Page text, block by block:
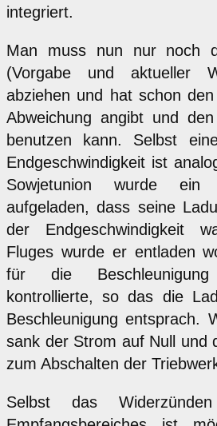
integriert.
Man muss nun nur noch
(Vorgabe und aktueller
abziehen und hat schon
Abweichung angibt und
benutzen kann. Selbst
Endgeschwindigkeit ist
Sowjetunion wurde ein
aufgeladen, dass seine
der Endgeschwindigkeit
Fluges wurde er entladen
für die
kontrollierte, so das die
Beschleunigung entsprach.
sank der Strom auf Null und
zum Abschalten der
Selbst das